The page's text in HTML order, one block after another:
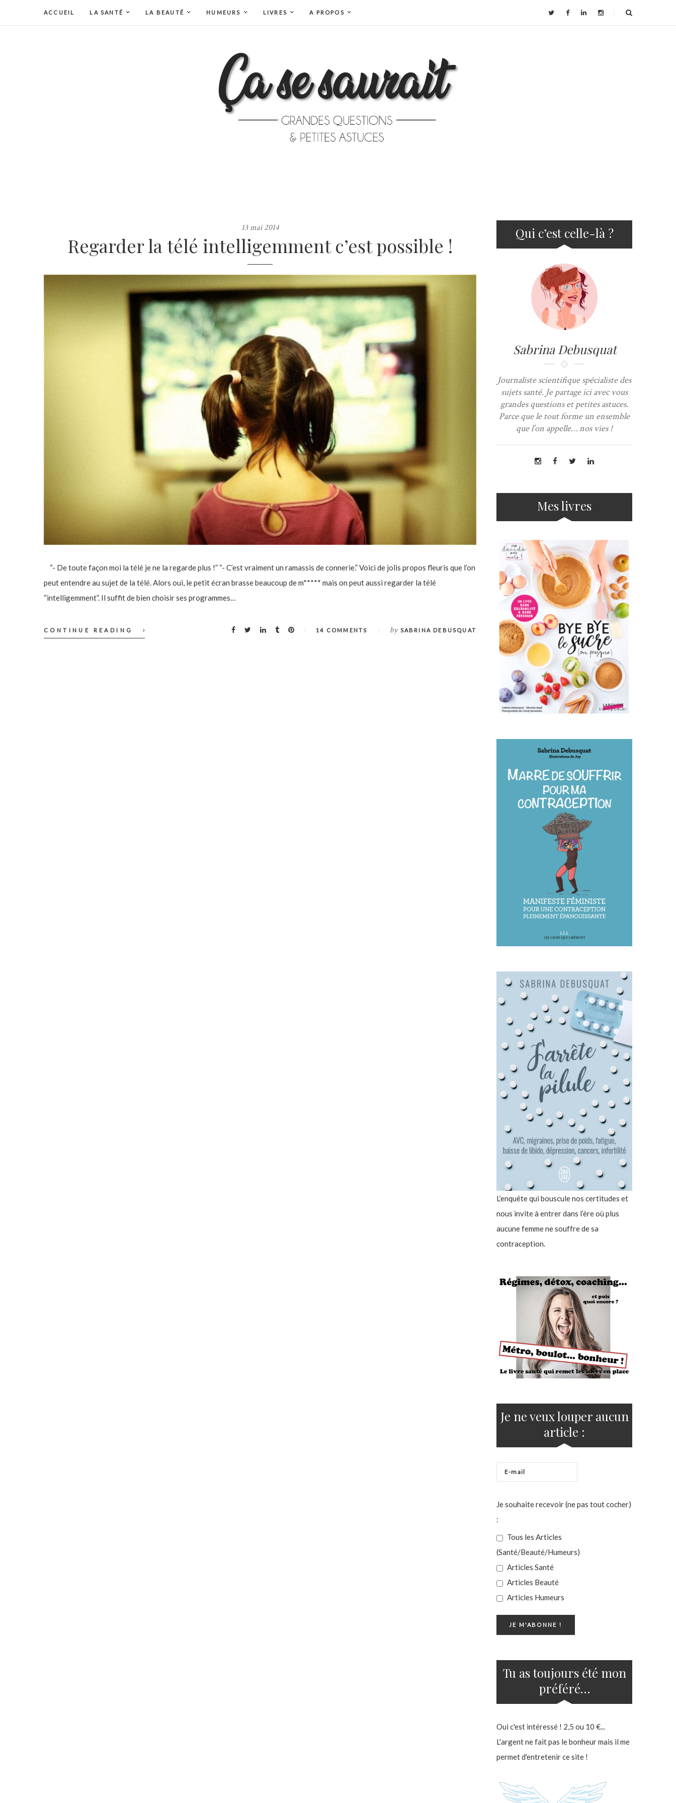
ACCUEIL LA SANTÉ LA BEAUTÉ HUMEURS LIVRES A PROPOS
13 mai 2014
Regarder la télé intelligemment c’est possible !
“- De toute façon moi la télé je ne la regarde plus !” “- C’est vraiment un ramassis de connerie.” Voici de jolis propos fleuris que l’on
peut entendre au sujet de la télé. Alors oui, le petit écran brasse beaucoup de m***** mais on peut aussi regarder la télé
“intelligemment”. Il suffit de bien choisir ses programmes…
CONTINUE READING 14 COMMENTS by SABRINA DEBUSQUAT
Qui c’est celle-là ?
Sabrina Debusquat
Journaliste scientifique spécialiste des
sujets santé. Je partage ici avec vous
grandes questions et petites astuces.
Parce que le tout forme un ensemble
que l’on appelle… nos vies !
Mes livres
L’enquête qui bouscule nos certitudes et
nous invite à entrer dans l’ère où plus
aucune femme ne souffre de sa
contraception.
Je ne veux louper aucun
article :
Je souhaite recevoir (ne pas tout cocher)
:
Tous les Articles
(Santé/Beauté/Humeurs)
Articles Santé
Articles Beauté
Articles Humeurs
Tu as toujours été mon
préféré…
Oui c'est intéressé ! 2,5 ou 10 €...
L'argent ne fait pas le bonheur mais il me
permet d'entretenir ce site !